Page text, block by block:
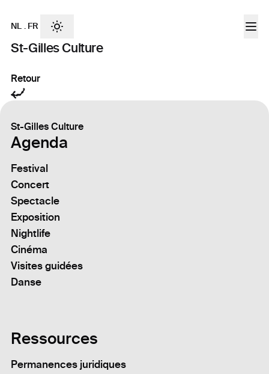
St-Gilles Culture
NL . FR
Retour
St-Gilles Culture
Agenda
Festival
Concert
Spectacle
Exposition
Nightlife
Cinéma
Visites guidées
Danse
Ressources
Permanences juridiques